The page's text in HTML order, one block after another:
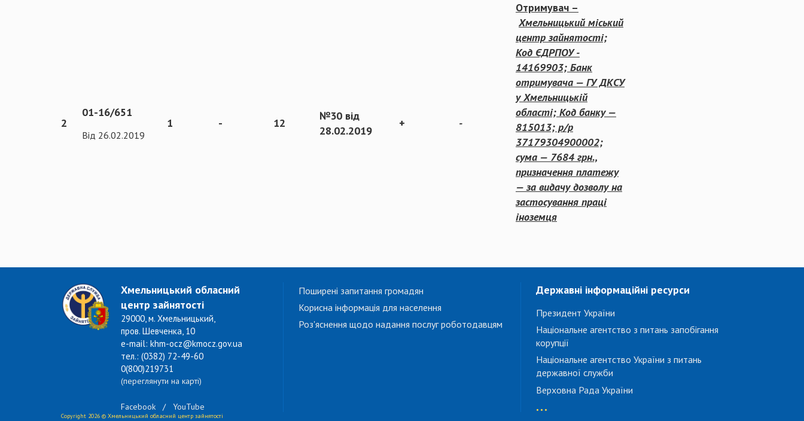
2
01-16/651
Від 26.02.2019
1 - 12
№30 від
28.02.2019
+ -
Отримувач –
Хмельницький міський
центр зайнятості;
Код ЄДРПОУ -
14169903; Банк
отримувача — ГУ ДКСУ
у Хмельницькій
області; Код банку —
815013; р/р
37179304900002;
сума — 7684 грн.,
призначення платежу
— за видачу дозволу на
застосування праці
іноземця
Хмельницький обласний
центр зайнятості
29000, м. Хмельницький,
пров. Шевченка, 10
e-mail: khm-ocz@kmocz.gov.ua
тел.: (0382) 72-49-60
0(800)219731
(переглянути на карті)
Facebook / YouTube
Поширені запитання громадян
Корисна інформація для населення
Роз'яснення щодо надання послуг роботодавцям
Державні інформаційні ресурси
Президент України
Національне агентство з питань запобігання
корупції
Національне агентство України з питань
державної служби
Верховна Рада України
...
Copyright 2026 © Хмельницький обласний центр зайнятості